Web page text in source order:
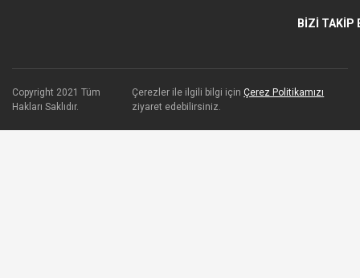
BİZİ TAKİP
Copyright 2021 Tüm
Hakları Saklıdır.
Çerezler ile ilgili bilgi içinÇerez Politikamızı
ziyaret edebilirsiniz.